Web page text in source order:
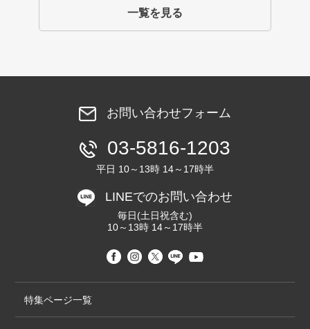
一覧を見る
お問い合わせフォーム
03-5816-1203
平日 10～13時 14～17時半
LINEでのお問い合わせ
毎日(土日祝含む)
10～13時 14～17時半
特集ページ一覧